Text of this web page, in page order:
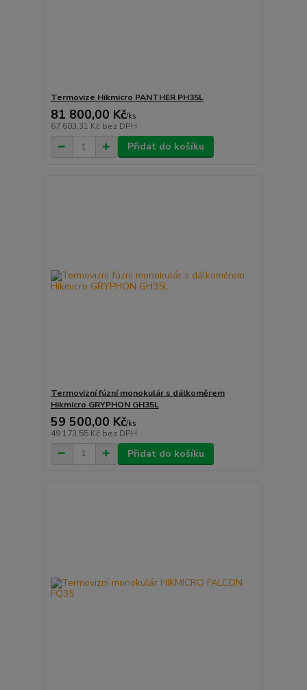
Termovize Hikmicro PANTHER PH35L
81 800,00 Kč/ks
67 603,31 Kč bez DPH
Přidat do košíku
Termovizní fúzní monokulár s dálkoměrem
Hikmicro GRYPHON GH35L
59 500,00 Kč/ks
49 173,55 Kč bez DPH
Přidat do košíku